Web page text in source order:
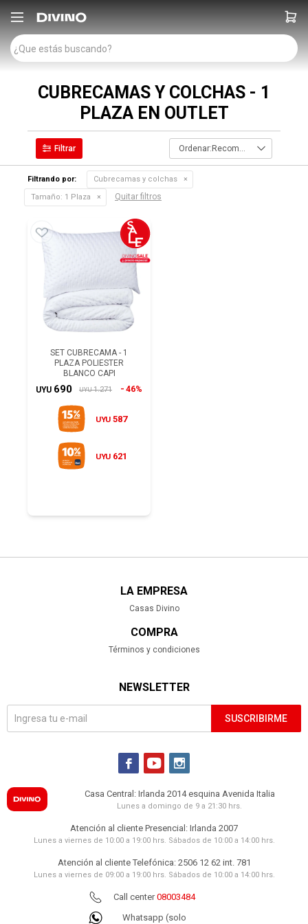

CUBRECAMAS Y COLCHAS - 1
PLAZA EN OUTLET
Recomendados
Filtrando por:
Cubrecamas y colchas
Tamaño: 1 Plaza Quitar filtros
SET CUBRECAMA - 1
PLAZA POLIESTER
BLANCO CAPI
UYU 690 UYU 1.271 46%
UYU 587
UYU 621
LA EMPRESA
Casas Divino
COMPRA
Términos y condiciones
NEWSLETTER
SUSCRIBIRME
  
Casa Central: Irlanda 2014 esquina Avenida Italia
Lunes a domingo de 9 a 21:30 hrs.
Atención al cliente Presencial: Irlanda 2007
Lunes a viernes de 10:00 a 19:00 hrs. Sábados de 10:00 a 14:00 hrs.
Atención al cliente Telefónica: 2506 12 62 int. 781
Lunes a viernes de 09:00 a 19:00 hrs. Sábados de 10:00 a 14:00 hrs.
Call center08003484
Whatsapp (solo